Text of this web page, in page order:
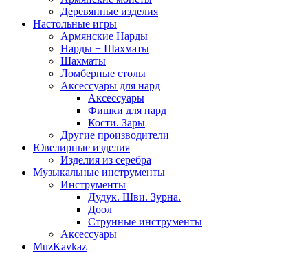
Деревянные изделия
Настольные игры
Армянские Нарды
Нарды + Шахматы
Шахматы
Ломберные столы
Аксессуары для нард
Аксессуары
Фишки для нард
Кости. Зары
Другие производители
Ювелирные изделия
Изделия из серебра
Музыкальные инструменты
Инструменты
Дудук. Шви. Зурна.
Доол
Струнные инструменты
Аксессуары
MuzKavkaz